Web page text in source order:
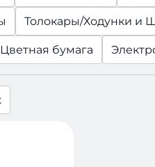
Толокары/Ходунки и
Цветная бумага